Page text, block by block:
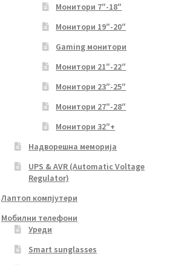
Монитори 7″-18″
Монитори 19″-20″
Gaming монитори
Монитори 21″-22″
Монитори 23″-25″
Монитори 27″-28″
Монитори 32″+
Надворешна меморија
UPS & AVR (Automatic Voltage
Regulator)
Лаптоп компјутери
Мобилни телефони
Уреди
Smart sunglasses